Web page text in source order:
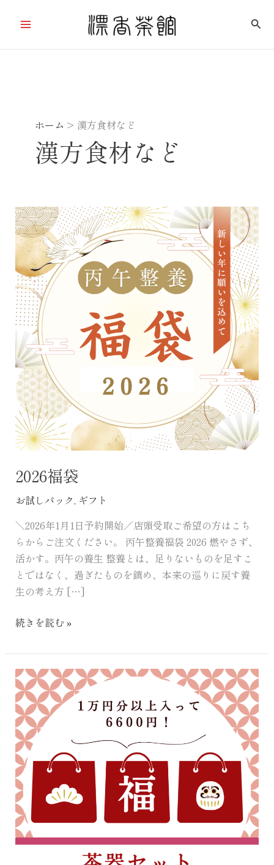
検
ホーム 漢方食材など
漢方食材など
2026福袋
お試しパック, ギフト
＼2026年1月1日予約開始／店頭受取ご希望の方はこち
らからご注文ください。 丙午整養福袋 2026 燃やさず、
活かす。丙午の養生 整養とは、足りないものを足すこ
とではなく、過ぎたものを鎮め、本来の巡りに戻す養
生の考え方 […]
2026
福
袋
続きを読む »
2025
福
袋
(茶
器)